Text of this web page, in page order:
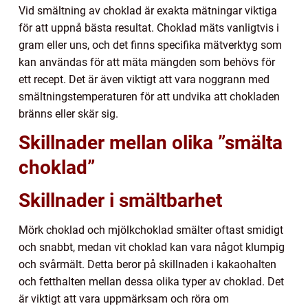
Vid smältning av choklad är exakta mätningar viktiga
för att uppnå bästa resultat. Choklad mäts vanligtvis i
gram eller uns, och det finns specifika mätverktyg som
kan användas för att mäta mängden som behövs för
ett recept. Det är även viktigt att vara noggrann med
smältningstemperaturen för att undvika att chokladen
bränns eller skär sig.
Skillnader mellan olika ”smälta
choklad”
Skillnader i smältbarhet
Mörk choklad och mjölkchoklad smälter oftast smidigt
och snabbt, medan vit choklad kan vara något klumpig
och svårmält. Detta beror på skillnaden i kakaohalten
och fetthalten mellan dessa olika typer av choklad. Det
är viktigt att vara uppmärksam och röra om